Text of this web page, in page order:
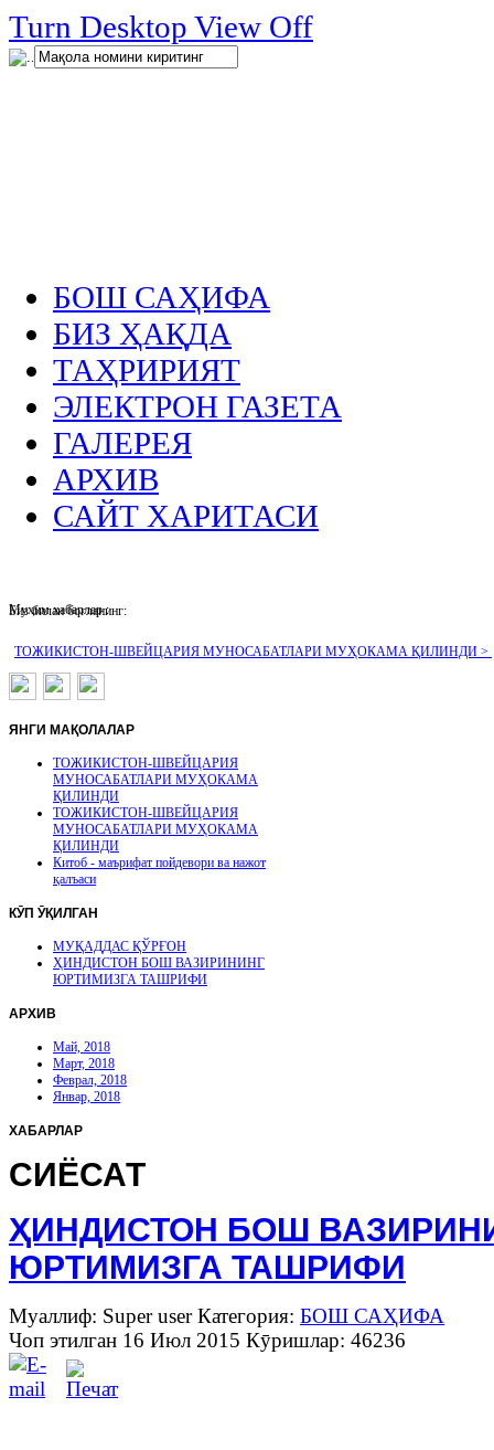
Turn Desktop View Off
.
БОШ САҲИФА
БИЗ ҲАҚДА
ТАҲРИРИЯТ
ЭЛЕКТРОН ГАЗЕТА
ГАЛЕРЕЯ
АРХИВ
САЙТ ХАРИТАСИ
Муҳим хабарлар :
ТОЖИКИСТОН-ШВЕЙЦАРИЯ МУНОСАБАТЛАРИ МУҲОКАМА ҚИЛИНДИ >
Биз билан боғланинг:
ЯНГИ МАҚОЛАЛАР
ТОЖИКИСТОН-ШВЕЙЦАРИЯ
МУНОСАБАТЛАРИ МУҲОКАМА
ҚИЛИНДИ
ТОЖИКИСТОН-ШВЕЙЦАРИЯ
МУНОСАБАТЛАРИ МУҲОКАМА
ҚИЛИНДИ
Китоб - маърифат пойдевори ва нажот
қалъаси
КӮП ӮҚИЛГАН
МУҚАДДАС ҚЎРҒОН
ҲИНДИСТОН БОШ ВАЗИРИНИНГ
ЮРТИМИЗГА ТАШРИФИ
АРХИВ
Май, 2018
Март, 2018
Феврал, 2018
Январ, 2018
ХАБАРЛАР
СИЁСАТ
ҲИНДИСТОН БОШ
ЮРТИМИЗГА ТАШРИФИ
Муаллиф: Super userКатегория: БОШ САҲИФА
Чоп этилган 16 Июл 2015 Кӯришлар: 46236